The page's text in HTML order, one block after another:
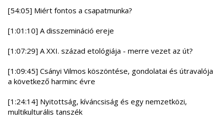
[54:05] Miért fontos a csapatmunka?
[1:01:10] A disszemináció ereje
[1:07:29] A XXI. század etológiája - merre vezet az út?
[1:09:45] Csányi Vilmos köszöntése, gondolatai és útravalója
a következő harminc évre
[1:24:14] Nyitottság, kíváncsiság és egy nemzetközi,
multikulturális tanszék